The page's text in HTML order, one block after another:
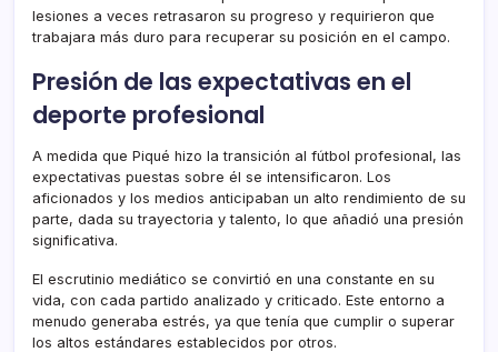
lesiones a veces retrasaron su progreso y requirieron que
trabajara más duro para recuperar su posición en el campo.
Presión de las expectativas en el
deporte profesional
A medida que Piqué hizo la transición al fútbol profesional, las
expectativas puestas sobre él se intensificaron. Los
aficionados y los medios anticipaban un alto rendimiento de su
parte, dada su trayectoria y talento, lo que añadió una presión
significativa.
El escrutinio mediático se convirtió en una constante en su
vida, con cada partido analizado y criticado. Este entorno a
menudo generaba estrés, ya que tenía que cumplir o superar
los altos estándares establecidos por otros.